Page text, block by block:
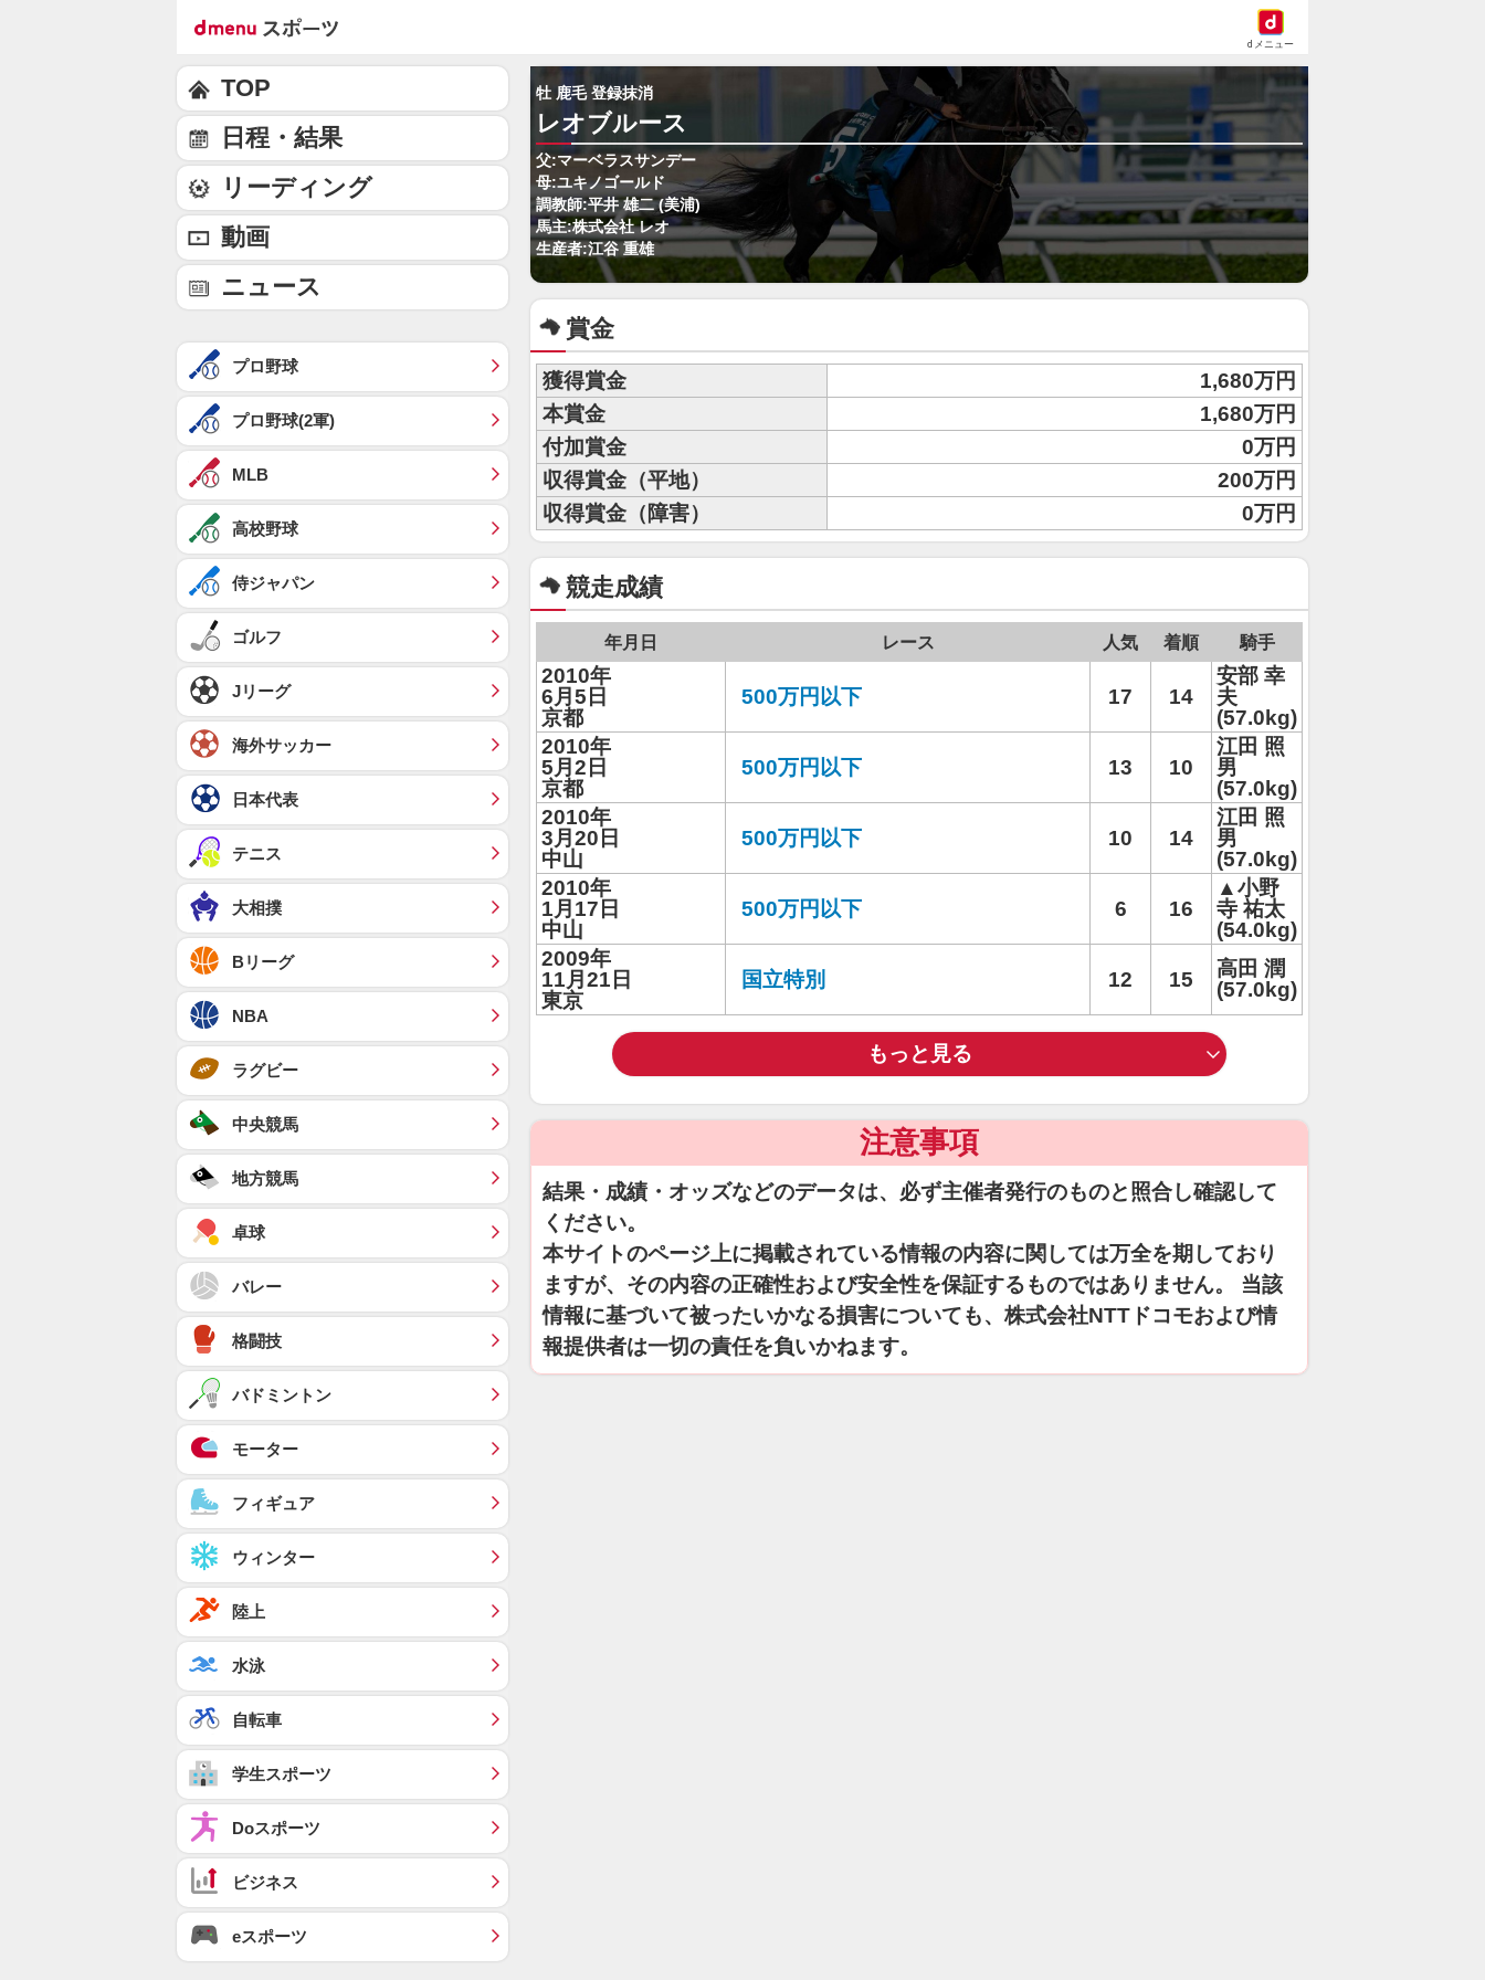
dメニュー
牡 鹿毛 登録抹消
レオブルース
父:マーベラスサンデー
母:ユキノゴールド
調教師:平井 雄二 (美浦)
馬主:株式会社 レオ
生産者:江谷 重雄
賞金
獲得賞金
1,680万円
本賞金
1,680万円
付加賞金
0万円
収得賞金（平地）
200万円
収得賞金（障害）
0万円
競走成績
年月日 レース 人気 着順 騎手
2010年
6月5日
京都
500万円以下 17 14
安部 幸
夫
(57.0kg)
2010年
5月2日
京都
500万円以下 13 10
江田 照
男
(57.0kg)
2010年
3月20日
中山
500万円以下 10 14
江田 照
男
(57.0kg)
2010年
1月17日
中山
500万円以下 6 16
▲小野
寺 祐太
(54.0kg)
2009年
11月21日
東京
国立特別 12 15
高田 潤
(57.0kg)
もっと見る
注意事項
結果・成績・オッズなどのデータは、必ず主催者発行のものと照合し確認して
ください。
本サイトのページ上に掲載されている情報の内容に関しては万全を期しており
ますが、その内容の正確性および安全性を保証するものではありません。 当該
情報に基づいて被ったいかなる損害についても、株式会社NTTドコモおよび情
報提供者は一切の責任を負いかねます。
TOP
日程・結果
リーディング
動画
ニュース
プロ野球
プロ野球(2軍)
MLB
高校野球
侍ジャパン
ゴルフ
Jリーグ
海外サッカー
日本代表
テニス
大相撲
Bリーグ
NBA
ラグビー
中央競馬
地方競馬
卓球
バレー
格闘技
バドミントン
モーター
フィギュア
ウィンター
陸上
水泳
自転車
学生スポーツ
Doスポーツ
ビジネス
eスポーツ